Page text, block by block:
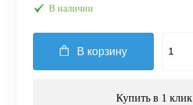
В наличии
В корзину
Купить в 1 клик